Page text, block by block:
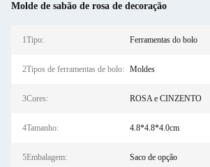
Molde de sabão de rosa de decoração
1Tipo: Ferramentas do bolo
2Tipos de ferramentas de bolo: Moldes
3Cores: ROSA e CINZENTO
4Tamanho: 4.8*4.8*4.0cm
5Embalagem: Saco de opção